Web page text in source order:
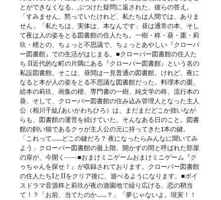
とができなくなる。ぶつけた疑問に返された、彼らの答え。
「すみません。黙っていたけれど、私たちは人間では、ありま
せん」「私たちは、実体は、本なんです」昼は通常の本、そし
て夜は人の姿をとる図書館の住人たち。一樹・柊・葵・棗・莉
玖・樒との、ちょっと不思議で、ちょっとあやしい『クローバ
ー図書館』での生活がはじまる。■クローバー図書館の住人た
ち II近代的な町の片隅にある『クローバー図書館』という名の
私設図書館。そこは、昼間は一見普通の図書館。けれど、夜に
なると本が人の姿をとる不思議な図書館だった。料理本の棗、
絵本の莉玖、画集の樒、専門書の一樹、純文学の柊、流行本の
葵、そして、クローバー図書館の住み込み管理人となった主人
公（相川千紘/あいかわちひろ）は、まだまだどこか拙いなが
らも、図書館の運営を続けていた。そんなある日のこと。図書
館の飼い猫であるクゥが主人公の元に持ってきた1本の鍵。
「これって……どこの鍵だろ？ 夜になったらみんなに聞いてみ
よう」クローバー図書館の最上階。開かずの間と呼ばれた部屋
の扉が、今開く――■おまけミニゲームおまけミニゲーム『ク
ゥちゃんを探せ！』が収録されております。クローバー図書館
の住人たちIとIIをクリア後に、遊べるようになります。■ボイ
スドラマ音源柊と莉玖が夜の遊園地で繰り広げる、恋の鞘当
て！？「お前、当てたのか……？」「夢じゃないよ。現実！！